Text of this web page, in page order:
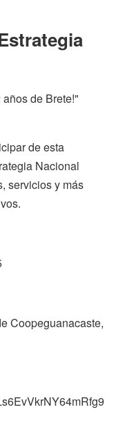
de Brete!"
de esta
Nacional
servicios y más
Coopeguanacaste,